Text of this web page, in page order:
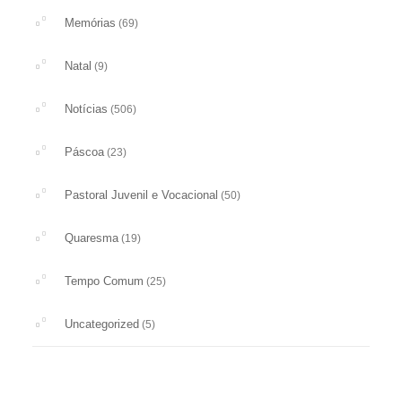
Memórias (69)
Natal (9)
Notícias (506)
Páscoa(23)
Pastoral Juvenil e Vocacional (50)
Quaresma(19)
Tempo Comum (25)
Uncategorized (5)